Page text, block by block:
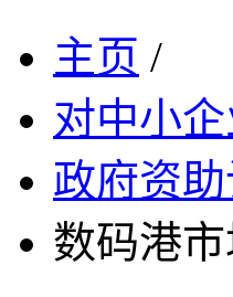
主页 /
对中小
政府资助
数码港